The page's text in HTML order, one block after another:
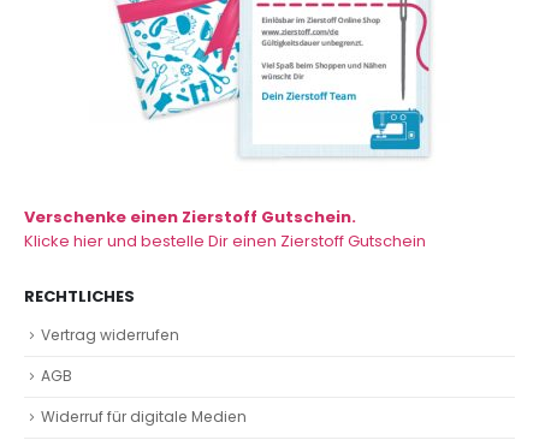
Verschenke einen Zierstoff Gutschein.
Klicke hier und bestelle Dir einen Zierstoff Gutschein
RECHTLICHES
Vertrag widerrufen
AGB
Widerruf für digitale Medien